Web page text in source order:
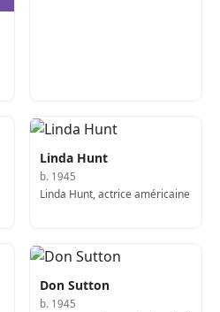
Linda Hunt
b. 1945
Linda Hunt, actrice américaine
Don Sutton
b. 1945